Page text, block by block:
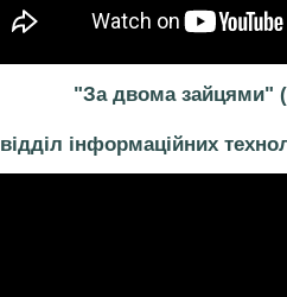
"За двома зайцями"
відділ інформаційних